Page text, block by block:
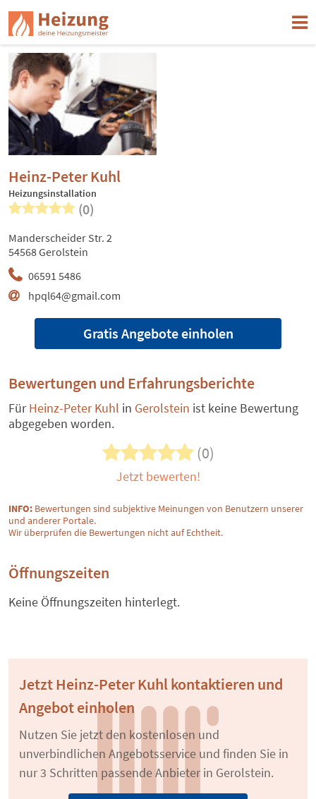
Heinz-Peter Kuhl
Heizungsinstallation
(0)
06591 5486
hpql64@gmail.com
Manderscheider Str. 2
54568 Gerolstein
Gratis Angebote einholen
Bewertungen und Erfahrungsberichte
FürHeinz-Peter Kuhl in Gerolstein ist keine Bewertung
abgegeben worden.
(0)
Jetzt bewerten!
INFO: Bewertungen sind subjektive Meinungen von Benutzern unserer
und anderer Portale.
Wir überprüfen die Bewertungen nicht auf Echtheit.
Öffnungszeiten
Keine Öffnungszeiten hinterlegt.
Jetzt Heinz-Peter Kuhl kontaktieren und
Angebot einholen
Nutzen Sie jetzt den kostenlosen und
unverbindlichen Angebotsservice und finden Sie in
nur 3 Schritten passende Anbieter in Gerolstein.